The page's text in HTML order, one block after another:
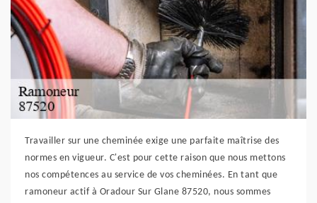
Travailler sur une cheminée exige une parfaite maîtrise des
normes en vigueur. C'est pour cette raison que nous mettons
nos compétences au service de vos cheminées. En tant que
ramoneur actif à Oradour Sur Glane 87520, nous sommes